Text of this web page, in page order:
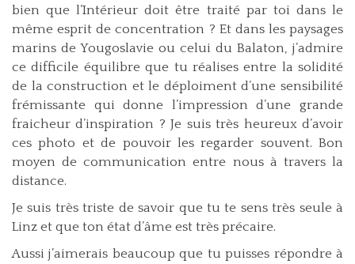
bien que l’Intérieur doit être traité par toi dans le
même esprit de concentration ? Et dans les paysages
marins de Yougoslavie ou celui du Balaton, j’admire
ce difficile équilibre que tu réalises entre la solidité
de la construction et le déploiment d’une sensibilité
frémissante qui donne l’impression d’une grande
fraicheur d’inspiration ? Je suis très heureux d’avoir
ces photo et de pouvoir les regarder souvent. Bon
moyen de communication entre nous à travers la
distance.
Je suis très triste de savoir que tu te sens très seule à
Linz et que ton état d’âme est très précaire.
Aussi j’aimerais beaucoup que tu puisses répondre à